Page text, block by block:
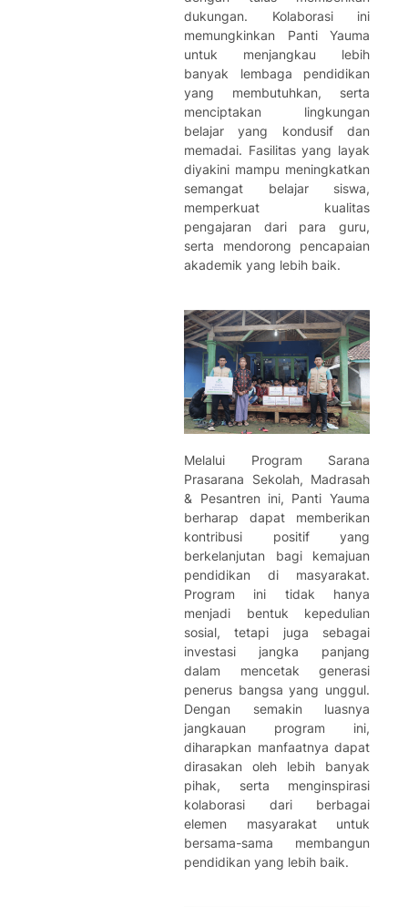
dukungan. Kolaborasi ini
memungkinkan Panti Yauma
untuk menjangkau lebih
banyak lembaga pendidikan
yang membutuhkan, serta
menciptakan lingkungan
belajar yang kondusif dan
memadai. Fasilitas yang layak
diyakini mampu meningkatkan
semangat belajar siswa,
memperkuat kualitas
pengajaran dari para guru,
serta mendorong pencapaian
akademik yang lebih baik.
Melalui Program Sarana
Prasarana Sekolah, Madrasah
& Pesantren ini, Panti Yauma
berharap dapat memberikan
kontribusi positif yang
berkelanjutan bagi kemajuan
pendidikan di masyarakat.
Program ini tidak hanya
menjadi bentuk kepedulian
sosial, tetapi juga sebagai
investasi jangka panjang
dalam mencetak generasi
penerus bangsa yang unggul.
Dengan semakin luasnya
jangkauan program ini,
diharapkan manfaatnya dapat
dirasakan oleh lebih banyak
pihak, serta menginspirasi
kolaborasi dari berbagai
elemen masyarakat untuk
bersama-sama membangun
pendidikan yang lebih baik.